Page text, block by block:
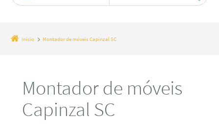
Início Montador de móveis Capinzal SC
Montador de móveis
Capinzal SC